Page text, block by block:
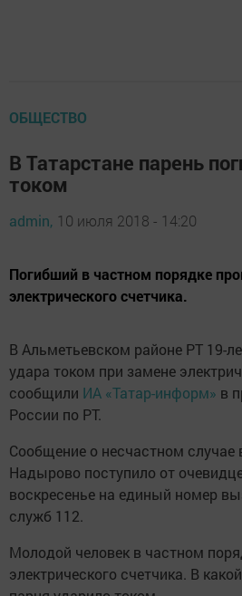
ОБЩЕСТВО
В Татарстане парень
током
admin, 10 июля 2018 - 14:20
Погибший в частном порядке
электрического счетчика.
В Альметьевском районе РТ 19-
удара током при замене
сообщили ИА «Татар-информ» в
России по РТ.
Сообщение о несчастном случае
Надырово поступило от
воскресенье на единый номер
служб 112.
Молодой человек в частном
электрического счетчика. В